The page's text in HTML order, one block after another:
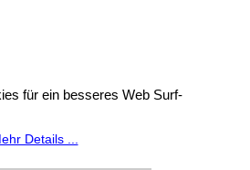
für ein besseres Web Surf-
Details ...